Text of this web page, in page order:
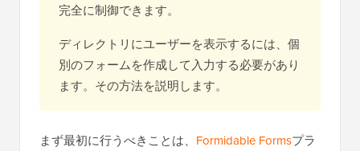
完全に制御できます。
ディレクトリにユーザーを表示するには、個
別のフォームを作成して入力する必要があり
ます。その方法を説明します。
まず最初に行うべきことは、 Formidable Formsプラ